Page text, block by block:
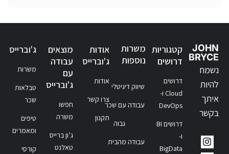
JOHN
BRYCE
נשמח
להיות
איתך
בקשר
קטגוריות
דרושים
דרושים
Cloud ו-
DevOps
דרושים BI
ו-
BigData
משרות
נוספות
שיווק דיגיטלי
עבודה עם שכר
גבוה
עבודה מהבית
אודות
ג'וברייס
אודות
צרו קשר
תקנון
מוצאים
עבודה
עם
ג'וברייס
חפשו
משרה
ג’ון ברייס
טאלנט
ג'וברייס
משרות
טבלאות
שכר
טיפים
ומאמרים
קורסי